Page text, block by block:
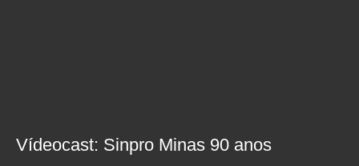
Vídeocast: Sinpro Minas 90 anos